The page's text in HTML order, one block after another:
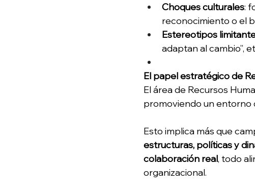
Choques culturales:
reconocimiento o el
Estereotipos
adaptan al cambio”,
El papel estratégico de
El área de Recursos
promoviendo un entorno
Esto implica más que
estructuras, políticas y
colaboración real, todo
organizacional.